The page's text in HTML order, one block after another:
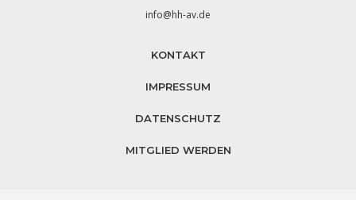
info@hh-av.de
KONTAKT
IMPRESSUM
DATENSCHUTZ
MITGLIED WERDEN